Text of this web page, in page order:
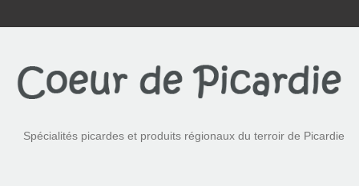
Spécialités picardes et produits régionaux du terroir de Picardie